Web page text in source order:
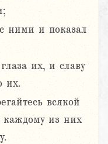
ними и показал
их, и славу
их.
всякой
каждому из них